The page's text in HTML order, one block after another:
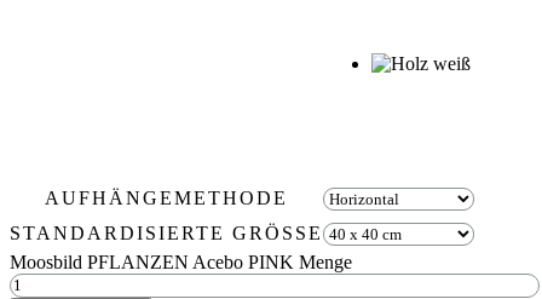
AUFHÄNGEMETHODE
STANDARDISIERTE GRÖSSE
Moosbild PFLANZEN Acebo PINK Menge